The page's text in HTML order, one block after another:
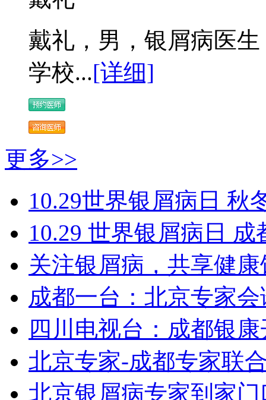
戴礼，男，银屑病医
学校...[详细]
更多>>
10.29世界银屑病日 秋
10.29 世界银屑病日
关注银屑病，共享健
成都一台：北京专家
四川电视台：成都银
北京专家-成都专家联
北京银屑病专家到家门